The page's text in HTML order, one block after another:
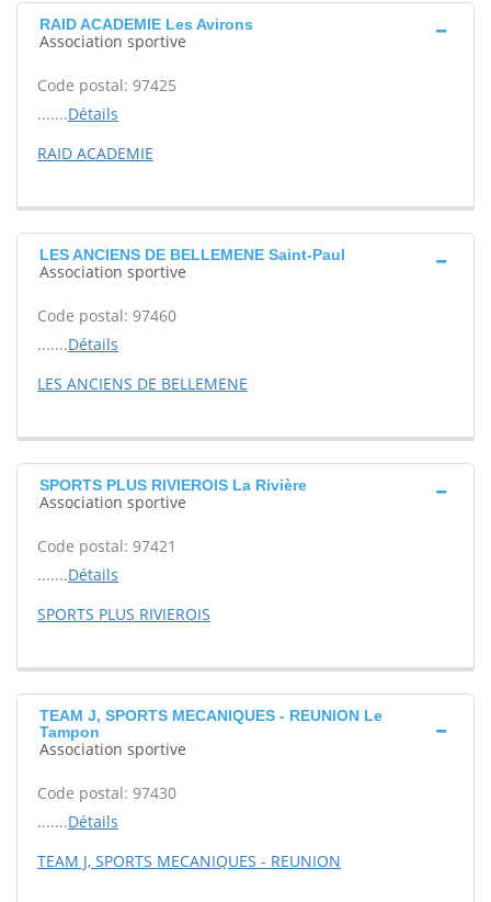
RAID ACADEMIE Les Avirons
Association sportive
Code postal: 97425
.......Détails
RAID ACADEMIE
LES ANCIENS DE BELLEMENE Saint-Paul
Association sportive
Code postal: 97460
.......Détails
LES ANCIENS DE BELLEMENE
SPORTS PLUS RIVIEROIS La Rivière
Association sportive
Code postal: 97421
.......Détails
SPORTS PLUS RIVIEROIS
TEAM J, SPORTS MECANIQUES - REUNION Le
Tampon
Association sportive
Code postal: 97430
.......Détails
TEAM J, SPORTS MECANIQUES - REUNION